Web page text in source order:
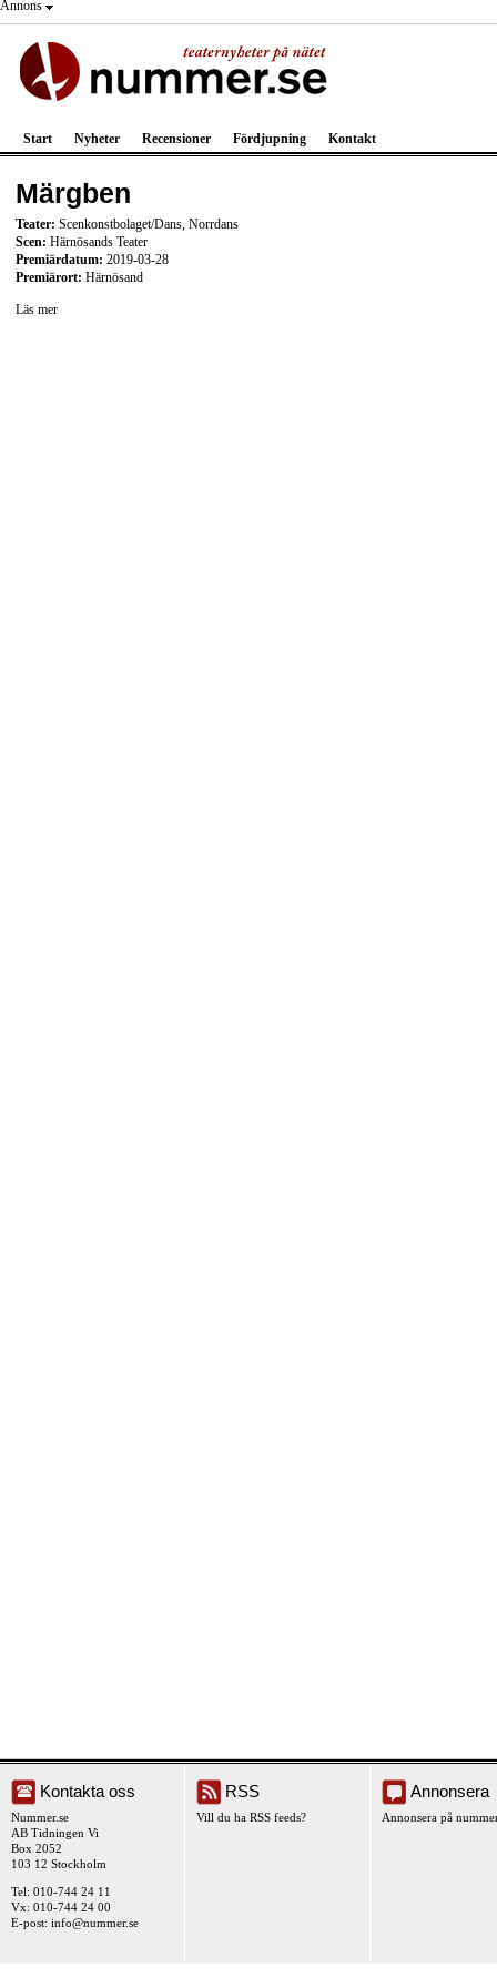
Annons
Start Nyheter Recensioner Fördjupning Kontakt
Märgben
Teater: Scenkonstbolaget/Dans, Norrdans
Scen: Härnösands Teater
Premiärdatum: 2019-03-28
Premiärort: Härnösand
Läs mer
Kontakta oss
Nummer.se
AB Tidningen Vi
Box 2052
103 12 Stockholm
Tel: 010-744 24 11
Vx: 010-744 24 00
E-post: info@nummer.se
RSS
Vill du ha RSS feeds?
Annonsera
Annonsera på